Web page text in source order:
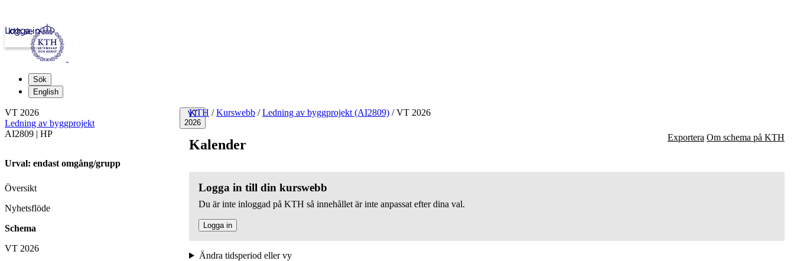
kth.se
Logga in
Sök
English
VT
2026
KTH / Kurswebb / Ledning av byggprojekt (AI2809) /VT 2026
Kalender Exportera Om schema på KTH
Logga in till din kurswebb
Du är inte inloggad på KTH så innehållet är inte anpassat efter dina val.
Logga in
Ändra tidsperiod eller vy
VT 2026
Ledning av byggprojekt
AI2809 | HP
Urval: endast omgång/grupp
Översikt
Nyhetsflöde
Schema
VT 2026